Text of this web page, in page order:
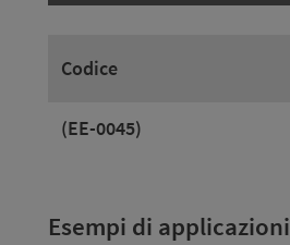
Codice
(EE-0045)
Esempi di applicazioni